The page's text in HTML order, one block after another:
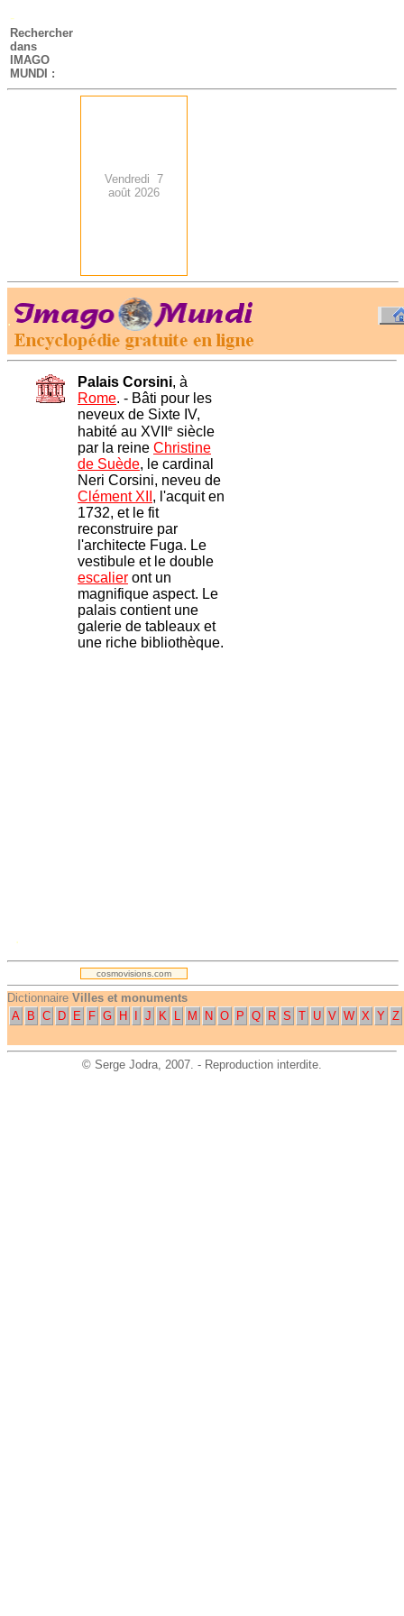
-
Rechercher
dans
IMAGO
MUNDI :
Vendredi 7
août 2026
.
Palais Corsini, à
Rome. - Bâti pour les
neveux de Sixte IV,
habité au XVII
e siècle
par la reine Christine
de Suède, le cardinal
Neri Corsini, neveu de
Clément XII , l'acquit en
1732, et le fit
reconstruire par
l'architecte Fuga. Le
vestibule et le double
escalier ont un
magnifique aspect. Le
palais contient une
galerie de tableaux et
une riche bibliothèque.
.
cosmovisions.com
Dictionnaire Villes et monuments
A
B C D E F G H J K L M N O P Q R S T U V W X Y Z
© Serge Jodra, 2007. - Reproduction interdite.